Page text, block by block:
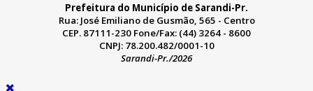
Prefeitura do Município de Sarandi-Pr.
Rua: José Emiliano de Gusmão, 565 - Centro
CEP. 87111-230 Fone/Fax: (44) 3264 - 8600
CNPJ: 78.200.482/0001-10
Sarandi-Pr./2026